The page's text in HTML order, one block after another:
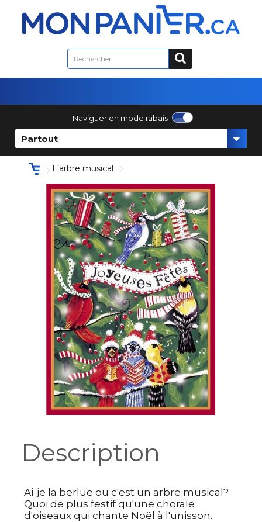
Naviguer en mode rabais
Partout
L'arbre musical
Description
Ai-je la berlue ou c'est un arbre musical?
Quoi de plus festif qu'une chorale
d'oiseaux qui chante Noël à l'unisson.